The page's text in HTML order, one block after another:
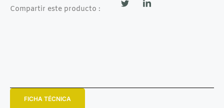
Compartir este producto :
FICHA TÉCNICA